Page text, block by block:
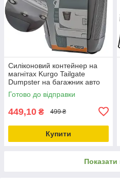
Силіконовий контейнер на
магнітах Kurgo Tailgate
Dumpster на багажник авто
13,5 х6, 5х15 см (K01798)
Готово до відправки
449,10 ₴ 499 ₴
Купити